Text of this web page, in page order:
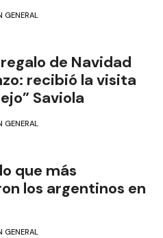
de Navidad
recibió la visita
Saviola
que más
los argentinos en